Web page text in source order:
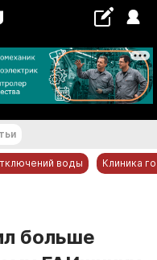
°С
воды Клиника
больше